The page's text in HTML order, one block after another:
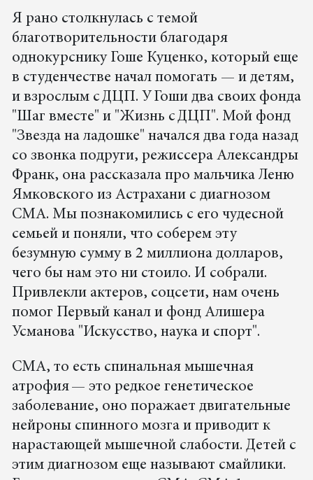
Я рано столкнулась с темой
благотворительности благодаря
однокурснику Гоше Куценко, который еще
в студенчестве начал помогать — и детям,
и взрослым с ДЦП. У Гоши два своих фонда
"Шаг вместе" и "Жизнь с ДЦП". Мой фонд
"Звезда на ладошке" начался два года назад
со звонка подруги, режиссера Александры
Франк, она рассказала про мальчика Леню
Ямковского из Астрахани с диагнозом
СМА. Мы познакомились с его чудесной
семьей и поняли, что соберем эту
безумную сумму в 2 миллиона долларов,
чего бы нам это ни стоило. И собрали.
Привлекли актеров, соцсети, нам очень
помог Первый канал и фонд Алишера
Усманова "Искусство, наука и спорт".
СМА, то есть спинальная мышечная
атрофия — это редкое генетическое
заболевание, оно поражает двигательные
нейроны спинного мозга и приводит к
нарастающей мышечной слабости. Детей с
этим диагнозом еще называют смайлики.